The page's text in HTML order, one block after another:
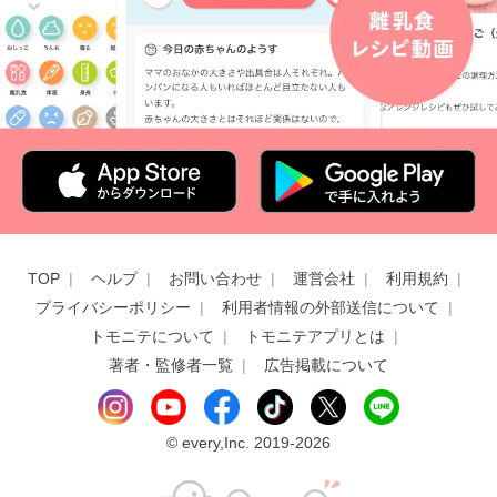
TOP ヘルプ お問い合わせ 運営会社
利用規約
プライバシーポリシー
利用者情報の外部送信について
トモニテについて
トモニテアプリとは
著者・監修者一覧
広告掲載について
© every,Inc. 2019-2026